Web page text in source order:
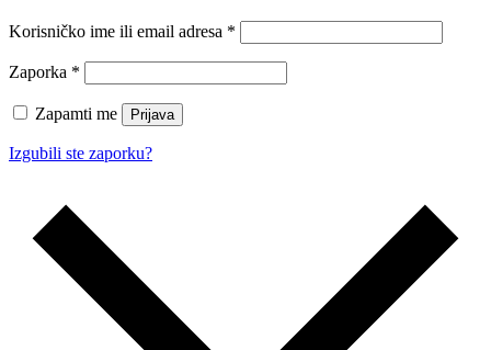
Korisničko ime ili email adresa *
Zaporka *
Zapamti me Prijava
Izgubili ste zaporku?